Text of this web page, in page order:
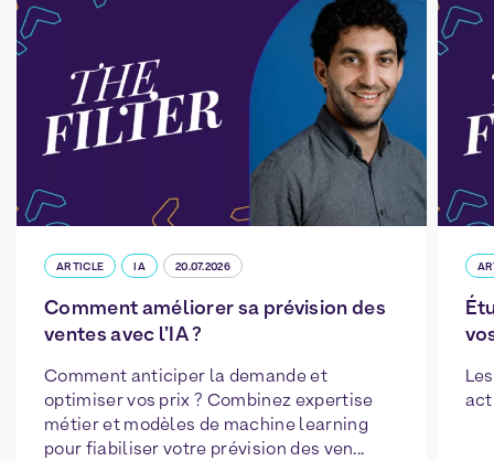
ARTICLE IA 20.07.2026
Comment améliorer sa prévision des
ventes avec l’IA ?
Comment anticiper la demande et
optimiser vos prix ? Combinez expertise
métier et modèles de machine learning
pour fiabiliser votre prévision des ven...